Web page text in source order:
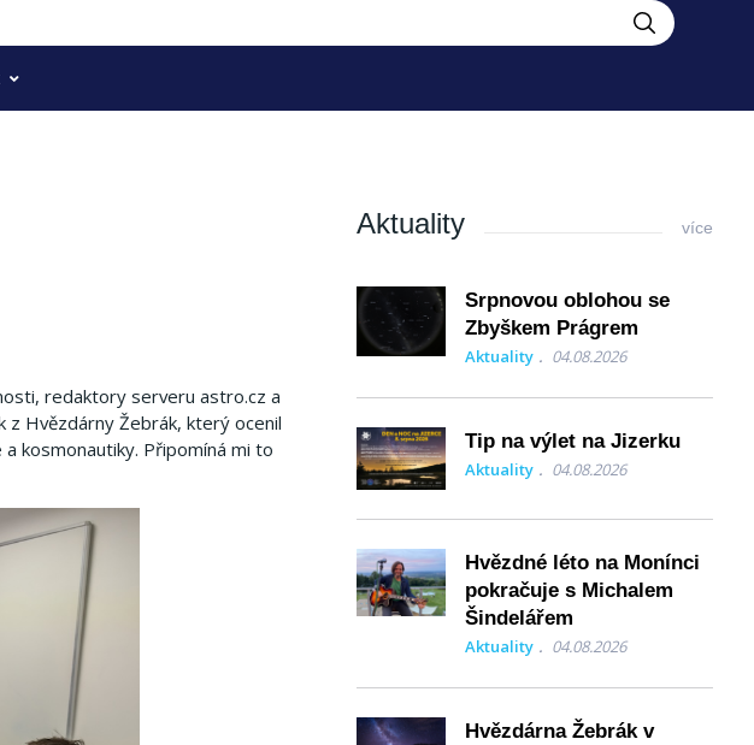
redaktory serveru astro.cz a
z Hvězdárny Žebrák, který ocenil
kosmonautiky. Připomíná mi to
Aktuality více
Srpnovou oblohou se
Zbyškem Prágrem
Aktuality 04.08.2026
Tip na výlet na Jizerku
Aktuality 04.08.2026
Hvězdné léto na Monínci
pokračuje s Michalem
Šindelářem
Aktuality 04.08.2026
Hvězdárna Žebrák v